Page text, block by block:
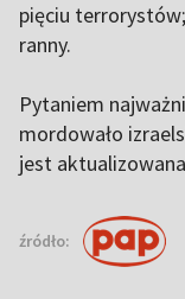
pięciu
ranny.
Pytaniem
mordowało
jest
źródło: